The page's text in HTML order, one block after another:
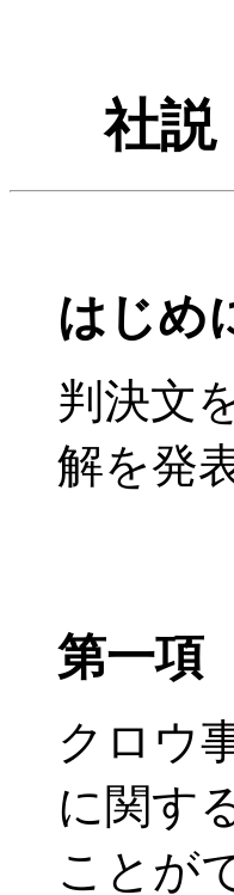
社説
はじめ
判決文
解を発
第一項
クロウ
に関す
ことが